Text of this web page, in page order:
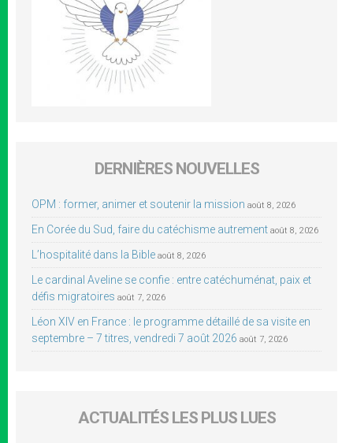
DERNIÈRES NOUVELLES
OPM : former, animer et soutenir la mission août 8, 2026
En Corée du Sud, faire du catéchisme autrement août 8, 2026
L’hospitalité dans la Bible août 8, 2026
Le cardinal Aveline se confie : entre catéchuménat, paix et
défis migratoires août 7, 2026
Léon XIV en France : le programme détaillé de sa visite en
septembre – 7 titres, vendredi 7 août 2026 août 7, 2026
ACTUALITÉS LES PLUS LUES